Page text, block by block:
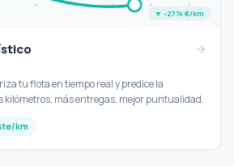
▼ -27% €/km
tu flota en tiempo real y predice la
kilómetros, más entregas, mejor puntualidad.
km